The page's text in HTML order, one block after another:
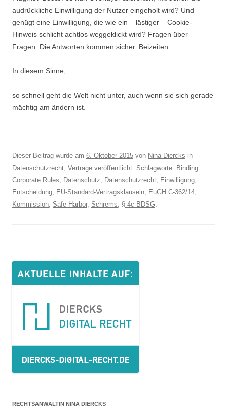
audrückliche Einwilligung der Nutzer eingeholt wird? Und
genügt eine Einwilligung, die wie ein – lästiger – Cookie-
Hinweis schlicht achtlos weggeklickt wird? Fragen über
Fragen. Die Antworten kommen sicher. Beizeiten.
In diesem Sinne,
so schnell geht die Welt nicht unter, auch wenn sie sich gerade
mächtig am ändern ist.
Dieser Beitrag wurde am 6. Oktober 2015 von Nina Diercks in
Datenschutzrecht, Verträge veröffentlicht. Schlagworte: Binding
Corporate Rules, Datenschutz, Datenschutzrecht, Einwilligung,
Entscheidung, EU-Standard-Vertragsklauseln, EuGH C-362/14,
Kommission, Safe Harbor, Schrems, § 4c BDSG.
RECHTSANWÄLTIN NINA DIERCKS